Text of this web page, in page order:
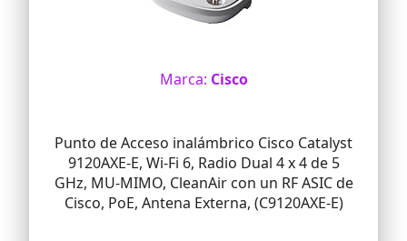
Marca: Cisco
Punto de Acceso inalámbrico Cisco Catalyst
9120AXE-E, Wi-Fi 6, Radio Dual 4 x 4 de 5
GHz, MU-MIMO, CleanAir con un RF ASIC de
Cisco, PoE, Antena Externa, (C9120AXE-E)